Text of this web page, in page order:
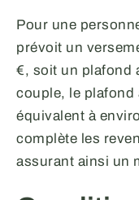
Pour une
prévoit un
€, soit un plafond
couple, le plafond
équivalent à
complète les
assurant ainsi un